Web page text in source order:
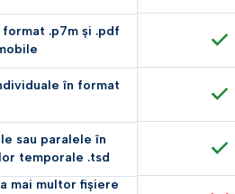
.p7m și .pdf
în format
sau paralele în
temporale .tsd
mai multor fișiere